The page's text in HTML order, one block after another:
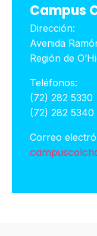
Campus
Dirección:
Avenida
Región de
Teléfonos:
(72) 282 5330
(72) 282 5340
Correo